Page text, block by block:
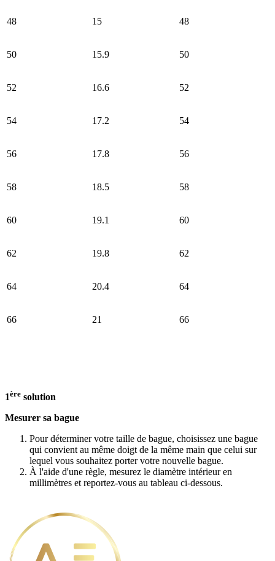
48 15 48
50 15.9 50
52 16.6 52
54 17.2 54
56 17.8 56
58 18.5 58
60 19.1 60
62 19.8 62
64 20.4 64
66 21 66
1ère solution
Mesurer sa bague
Pour déterminer votre taille de bague, choisissez une bague
qui convient au même doigt de la même main que celui sur
lequel vous souhaitez porter votre nouvelle bague.
À l'aide d'une règle, mesurez le diamètre intérieur en
millimètres et reportez-vous au tableau ci-dessous.